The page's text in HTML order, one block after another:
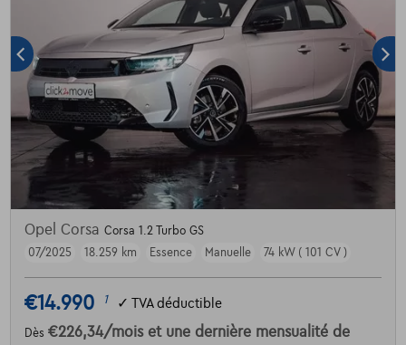
Opel Corsa Corsa 1.2 Turbo GS
07/2025
18.259 km Essence Manuelle 74 kW ( 101 CV )
€14.990 1 ✓ TVA déductible
Dès €226,34/mois et une dernière mensualité de